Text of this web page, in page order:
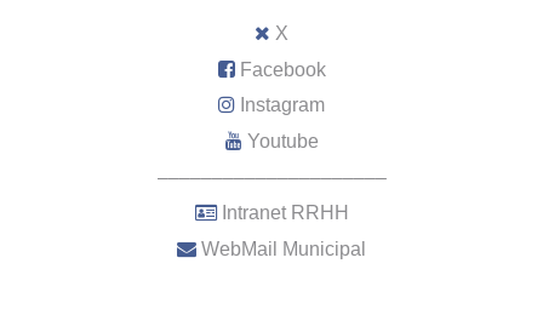
X
Facebook
Instagram
Youtube
–––––––––––––––––––––
Intranet RRHH
WebMail Municipal